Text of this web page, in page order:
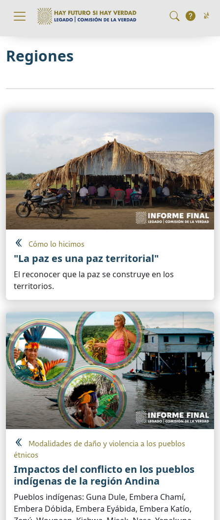
Pasar al contenido principal
Regiones
Cómo lo hicimos
"La paz es una paz territorial"
El reconocer que la paz se construye en los
territorios.
Modalidades de daño y violencia a los pueblos
étnicos
Impactos del conflicto en los pueblos
indígenas de la región Andina
Pueblos indígenas: Guna Dule, Embera Chamí,
Embera Dóbida, Embera Eyábida, Embera Katío,